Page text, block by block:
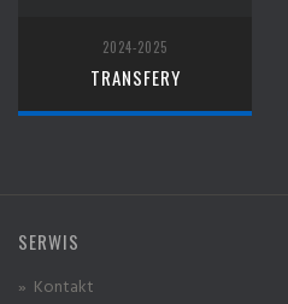
2024-2025
TRANSFERY
SERWIS
» Kontakt